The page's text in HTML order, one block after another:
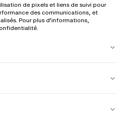
de pixels et liens de suivi pour
des communications, et
Pour plus d’informations,